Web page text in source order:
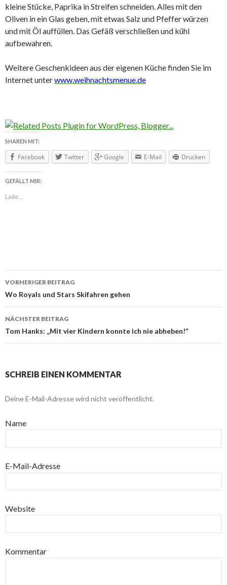
kleine Stücke, Paprika in Streifen schneiden. Alles mit den
Oliven in ein Glas geben, mit etwas Salz und Pfeffer würzen
und mit Öl auffüllen. Das Gefäß verschließen und kühl
aufbewahren.
Weitere Geschenkideen aus der eigenen Küche finden Sie im
Internet unterwww.weihnachtsmenue.de
SHAREN MIT:
Facebook Twitter Google E-Mail Drucken
GEFÄLLT MIR:
Lade...
Beitragsnavigation
VORHERIGER BEITRAG
Wo Royals und Stars Skifahren gehen
NÄCHSTER BEITRAG
Tom Hanks: „Mit vier Kindern konnte ich nie abheben!“
SCHREIB EINEN KOMMENTAR
Deine E-Mail-Adresse wird nicht veröffentlicht.
Name
E-Mail-Adresse
Website
Kommentar